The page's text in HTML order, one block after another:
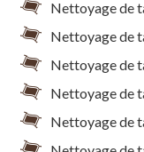
Nettoyage de
Nettoyage de
Nettoyage de
Nettoyage de
Nettoyage de